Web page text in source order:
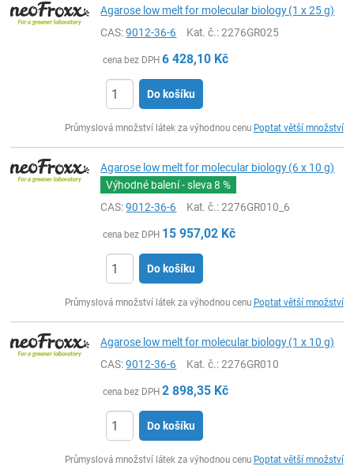
Agarose low melt for molecular biology (1 x 25 g)
CAS:9012-36-6 Kat. č.: 2276GR025
cena bez DPH 6 428,10 Kč
Do košíku
Průmyslová množství látek za výhodnou cenu Poptat větší množství
Agarose low melt for molecular biology (6 x 10 g)
Výhodné balení - sleva8 %
CAS:9012-36-6 Kat. č.: 2276GR010_6
cena bez DPH 15 957,02 Kč
Do košíku
Průmyslová množství látek za výhodnou cenu Poptat větší množství
Agarose low melt for molecular biology (1 x 10 g)
CAS:9012-36-6 Kat. č.: 2276GR010
cena bez DPH 2 898,35 Kč
Do košíku
Průmyslová množství látek za výhodnou cenu Poptat větší množství